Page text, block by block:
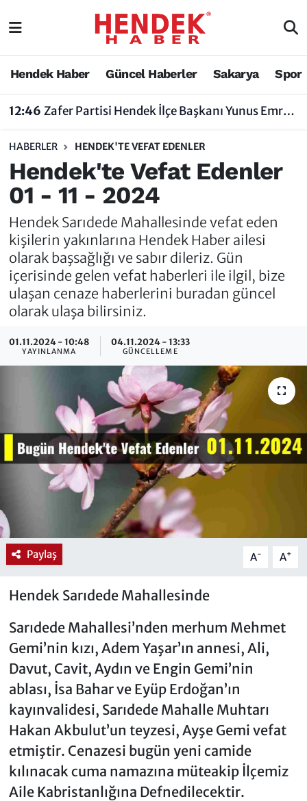
Hendek Haber Güncel Haberler Sakarya Spor
12:46 Zafer Partisi Hendek İlçe Başkanı Yunus Emre Uzun'dan Tartışma Yaratan Açıklamaya Tepki
HABERLER HENDEK'TE VEFAT EDENLER
Hendek'te Vefat Edenler
01 - 11 - 2024
Hendek Sarıdede Mahallesinde vefat eden
kişilerin yakınlarına Hendek Haber ailesi
olarak başsağlığı ve sabır dileriz. Gün
içerisinde gelen vefat haberleri ile ilgil, bize
ulaşan cenaze haberlerini buradan güncel
olarak ulaşa bilirsiniz.
01.11.2024 - 10:48
YAYINLANMA
04.11.2024 - 13:33
GÜNCELLEME
Paylaş A- A+
Hendek Sarıdede Mahallesinde
Sarıdede Mahallesi’nden merhum Mehmet
Gemi’nin kızı, Adem Yaşar’ın annesi, Ali,
Davut, Cavit, Aydın ve Engin Gemi’nin
ablası, İsa Bahar ve Eyüp Erdoğan’ın
kayınvalidesi, Sarıdede Mahalle Muhtarı
Hakan Akbulut’un teyzesi, Ayşe Gemi vefat
etmiştir. Cenazesi bugün yeni camide
kılınacak cuma namazına müteakip İlçemiz
Aile Kabristanlığına Defnedilecektir.
Hendek Haber
Nöbetçi Eczaneler
Vefat Edenler
Hendek Haber
Hakkında
Hendek Haber Reklam Servisi
Künye
İletişim
Sakarya Nöbetçi Eczaneler
Sakarya Trafik Yoğunluk Haritası
Tüm Manşetler
Son Dakika Haberleri
Haber Arşivi